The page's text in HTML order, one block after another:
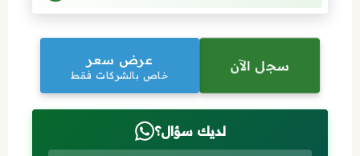
سجل الآن عرض سعر
خاص بالشركات فقط
لديك سؤال؟